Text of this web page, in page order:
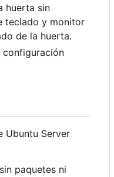
huerta sin
teclado y monitor
de la huerta.
configuración
Ubuntu Server
paquetes ni